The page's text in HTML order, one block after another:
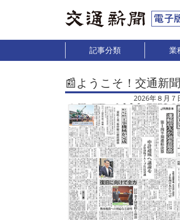
記事分類 業
📰ようこそ！交通新聞
2026年８月７